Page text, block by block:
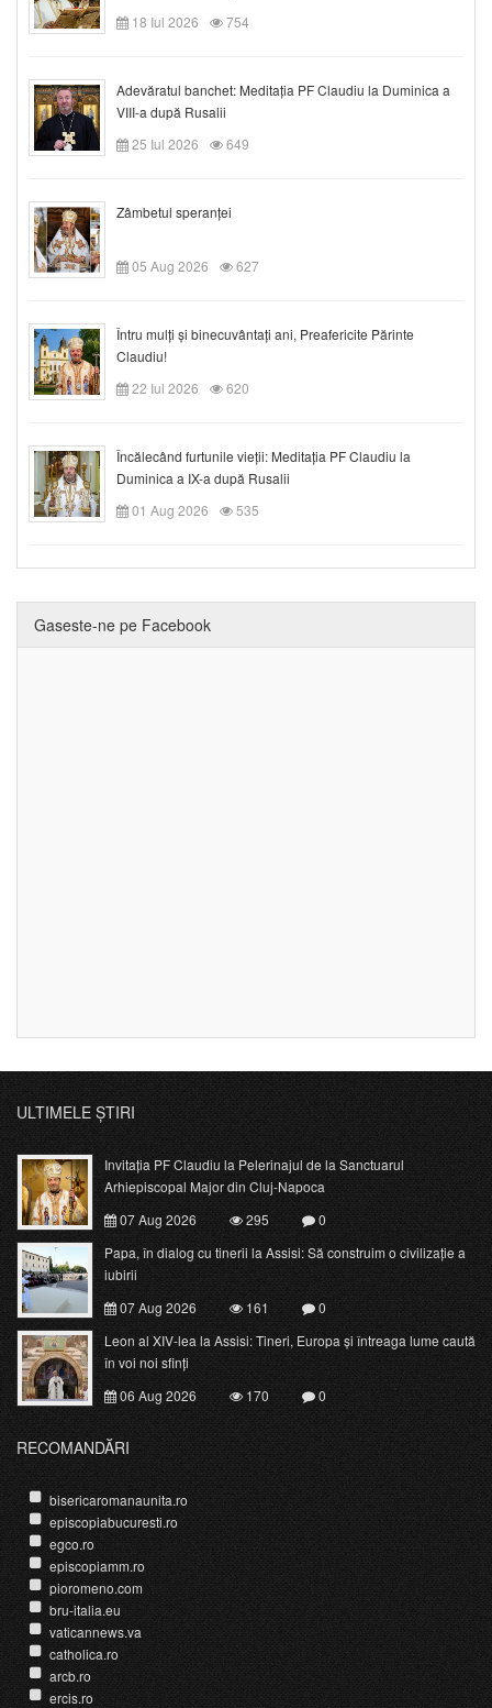
18 Iul 2026
754
Adevăratul banchet: Meditația PF Claudiu la Duminica a
VIII-a după Rusalii
25 Iul 2026
649
Zâmbetul speranței
05 Aug 2026 627
Întru mulți și binecuvântați ani, Preafericite Părinte
Claudiu!
22 Iul 2026
620
Încălecând furtunile vieții: Meditația PF Claudiu la
Duminica a IX-a după Rusalii
01 Aug 2026
535
Gaseste-ne pe Facebook
ULTIMELE ȘTIRI
Invitația PF Claudiu la Pelerinajul de la Sanctuarul
Arhiepiscopal Major din Cluj-Napoca
07 Aug 2026
295
0
Papa, în dialog cu tinerii la Assisi: Să construim o civilizație a
iubirii
07 Aug 2026
161
0
Leon al XIV-lea la Assisi: Tineri, Europa și întreaga lume caută
în voi noi sfinți
06 Aug 2026
170 0
RECOMANDĂRI
bisericaromanaunita.ro
episcopiabucuresti.ro
egco.ro
episcopiamm.ro
pioromeno.com
bru-italia.eu
vaticannews.va
catholica.ro
arcb.ro
ercis.ro